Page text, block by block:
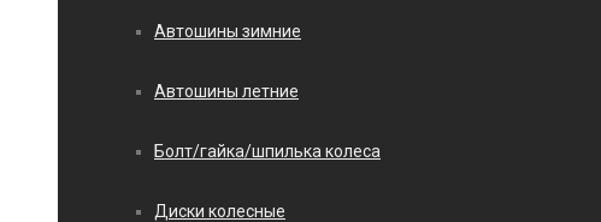
Автошины зимние
Автошины летние
Болт/гайка/шпилька колеса
Диски колесные